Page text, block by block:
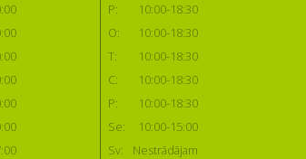
P:
10:00-18:30
O:
10:00-18:30
T:
10:00-18:30
C:
10:00-18:30
P:
10:00-18:30
Se:
10:00-15:00
Sv:
Nestrādājam